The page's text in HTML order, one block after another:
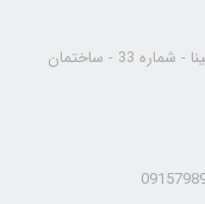
مشهد - خیابان ابن سینا - شماره 33 - ساختمان